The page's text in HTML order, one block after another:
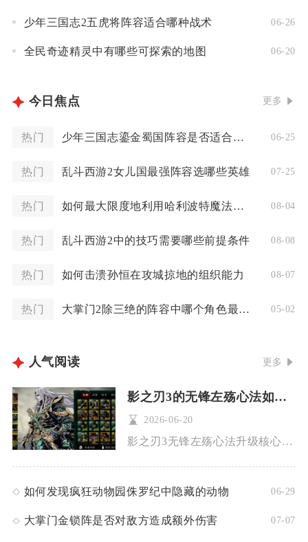
少年三国志2五虎将阵容适合哪种战术 06-26
全民奇迹精灵中有哪些可探索的地图 06-20
今日焦点 更多
热门 少年三国志鎏金蜀国阵容是否适合团队合作 06-25
热门 乱斗西游2女儿国最强阵容选哪些英雄 07-25
热门 如何最大限度地利用哈利波特魔法觉醒抽转盘的抽奖机会 08-04
热门 乱斗西游2中的技巧需要哪些前提条件 08-08
热门 如何击溃孙恒在攻城掠地的组织能力 08-07
热门 大掌门2除三绝的阵容中哪个角色最重要 05-02
人气阅读 更多
影之刃3的无锋左殇心法如何提升等级
2026-06-20
影之刃3无锋左殇心法升级核心是常规升级攒经验、进阶突破提上限...
如何发现疯狂动物园侏罗纪中隐藏的动物 06-29
大掌门金锁阵是否对敌方造成额外伤害 07-07